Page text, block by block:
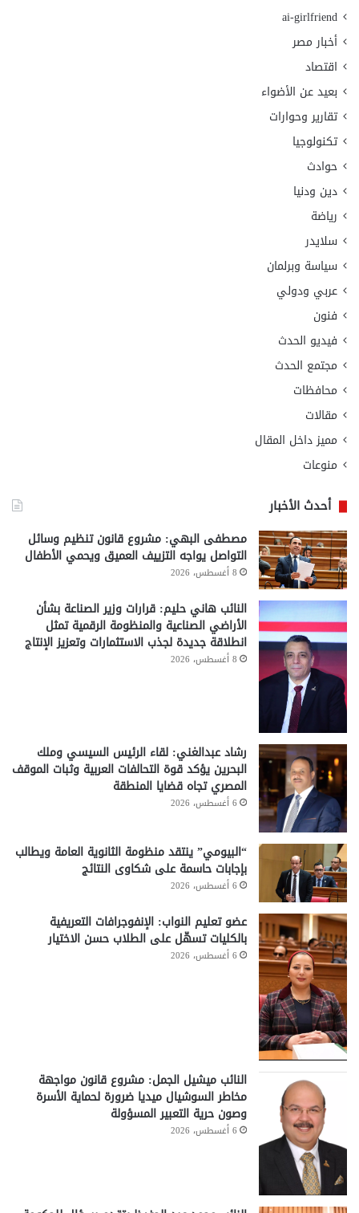
ai-girlfriend
أخبار مصر
اقتصاد
بعيد عن الأضواء
تقارير وحوارات
تكنولوجيا
حوادث
دين ودنيا
رياضة
سلايدر
سياسة وبرلمان
عربي ودولي
فنون
فيديو الحدث
مجتمع الحدث
محافظات
مقالات
مميز داخل المقال
منوعات
أحدث الأخبار
مصطفى البهي: مشروع قانون تنظيم وسائل
التواصل يواجه التزييف العميق ويحمي الأطفال
8 أغسطس، 2026
النائب هاني حليم: قرارات وزير الصناعة بشأن
الأراضي الصناعية والمنظومة الرقمية تمثل
انطلاقة جديدة لجذب الاستثمارات وتعزيز الإنتاج
8 أغسطس، 2026
رشاد عبدالغني: لقاء الرئيس السيسي وملك
البحرين يؤكد قوة التحالفات العربية وثبات الموقف
المصري تجاه قضايا المنطقة
6 أغسطس، 2026
“البيومي” ينتقد منظومة الثانوية العامة ويطالب
بإجابات حاسمة على شكاوى النتائج
6 أغسطس، 2026
عضو تعليم النواب: الإنفوجرافات التعريفية
بالكليات تسهّل على الطلاب حسن الاختيار
6 أغسطس، 2026
النائب ميشيل الجمل: مشروع قانون مواجهة
مخاطر السوشيال ميديا ضرورة لحماية الأسرة
وصون حرية التعبير المسؤولة
6 أغسطس، 2026